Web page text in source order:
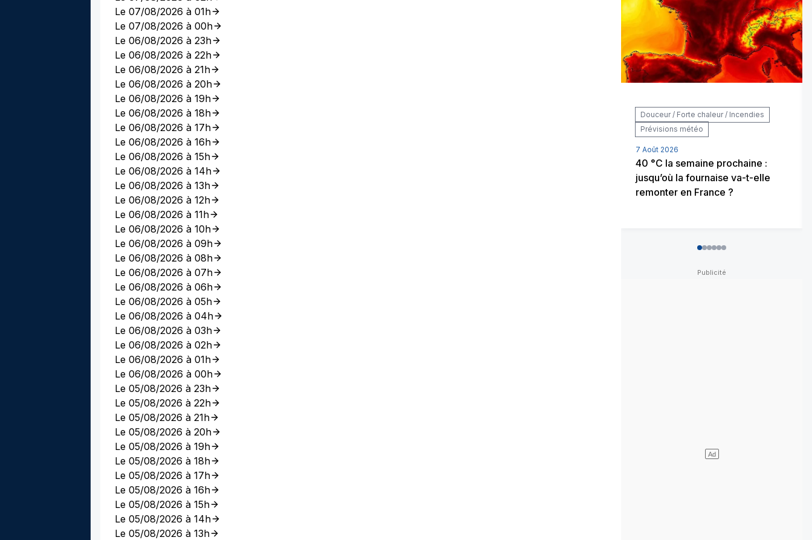
Le 07/08/2026 à 01h
Le 07/08/2026 à 00h
Le 06/08/2026 à 23h
Le 06/08/2026 à 22h
Le 06/08/2026 à 21h
Le 06/08/2026 à 20h
Le 06/08/2026 à 19h
Le 06/08/2026 à 18h
Le 06/08/2026 à 17h
Le 06/08/2026 à 16h
Le 06/08/2026 à 15h
Le 06/08/2026 à 14h
Le 06/08/2026 à 13h
Le 06/08/2026 à 12h
Le 06/08/2026 à 11h
Le 06/08/2026 à 10h
Le 06/08/2026 à 09h
Le 06/08/2026 à 08h
Le 06/08/2026 à 07h
Le 06/08/2026 à 06h
Le 06/08/2026 à 05h
Le 06/08/2026 à 04h
Le 06/08/2026 à 03h
Le 06/08/2026 à 02h
Le 06/08/2026 à 01h
Le 06/08/2026 à 00h
Le 05/08/2026 à 23h
Le 05/08/2026 à 22h
Le 05/08/2026 à 21h
Le 05/08/2026 à 20h
Le 05/08/2026 à 19h
Le 05/08/2026 à 18h
Le 05/08/2026 à 17h
Le 05/08/2026 à 16h
Le 05/08/2026 à 15h
Le 05/08/2026 à 14h
Le 05/08/2026 à 13h
Douceur / Forte chaleur / Incendies
Prévisions météo
7 Août 2026
40 °C la semaine prochaine :
jusqu’où la fournaise va-t-elle
remonter en France ?
012345